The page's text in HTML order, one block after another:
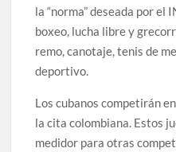
la “norma” deseada por el
boxeo, lucha libre y
remo, canotaje, tenis de
deportivo.
Los cubanos competirán
la cita colombiana. Estos
medidor para otras